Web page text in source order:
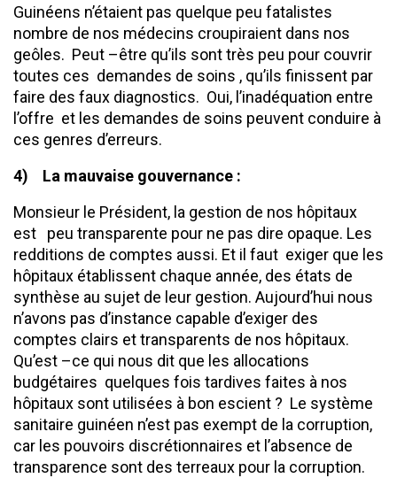
Guinéens n’étaient pas quelque peu fatalistes
nombre de nos médecins croupiraient dans nos
geôles. Peut –être qu’ils sont très peu pour couvrir
toutes ces demandes de soins , qu’ils finissent par
faire des faux diagnostics. Oui, l’inadéquation entre
l’offre et les demandes de soins peuvent conduire à
ces genres d’erreurs.
4) La mauvaise gouvernance :
Monsieur le Président, la gestion de nos hôpitaux
est peu transparente pour ne pas dire opaque. Les
redditions de comptes aussi. Et il faut exiger que les
hôpitaux établissent chaque année, des états de
synthèse au sujet de leur gestion. Aujourd’hui nous
n’avons pas d’instance capable d’exiger des
comptes clairs et transparents de nos hôpitaux.
Qu’est –ce qui nous dit que les allocations
budgétaires quelques fois tardives faites à nos
hôpitaux sont utilisées à bon escient ? Le système
sanitaire guinéen n’est pas exempt de la corruption,
car les pouvoirs discrétionnaires et l’absence de
transparence sont des terreaux pour la corruption.